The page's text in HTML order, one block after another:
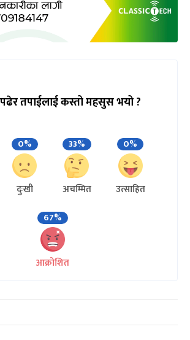
तपाईलाई कस्तो महसुस भयो ?
0%
दुःखी
33%
अचम्मित
0%
उत्साहित
67%
आक्रोशित